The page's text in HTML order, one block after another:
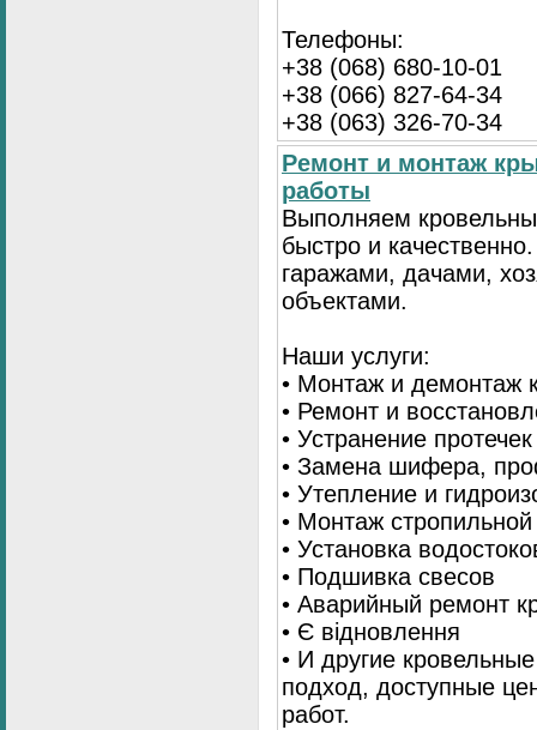
Телефоны:
+38 (068) 680-10-01
+38 (066) 827-64-34
+38 (063) 326-70-34
Ремонт и монтаж
работы
Выполняем
быстро и
гаражами, дачами,
объектами.
Наши услуги:
• Монтаж и демонтаж
• Ремонт и
• Устранение протечек
• Замена шифера,
• Утепление и
• Монтаж
• Установка
• Подшивка свесов
• Аварийный ремонт
• Є відновлення
• И другие
подход, доступные
работ.